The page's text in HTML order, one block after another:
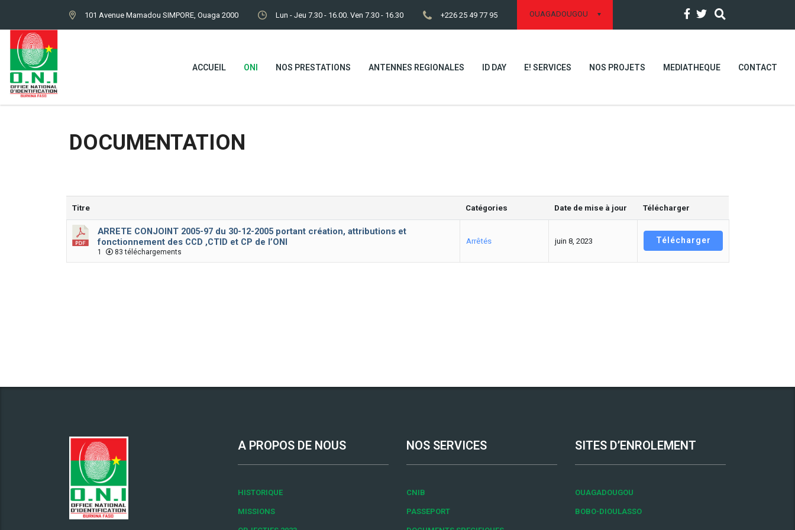
OUAGADOUGOU
101 Avenue Mamadou SIMPORE, Ouaga 2000 Lun - Jeu 7.30 - 16.00. Ven 7.30 - 16.30 +226 25 49 77 95
ACCUEIL ONI NOS PRESTATIONS ANTENNES REGIONALES ID DAY E! SERVICES NOS PROJETS MEDIATHEQUE CONTACT
DOCUMENTATION
Titre Catégories Date de mise à jour Télécharger
ARRETE CONJOINT 2005-97 du 30-12-2005 portant création, attributions et
fonctionnement des CCD ,CTID et CP de l’ONI
1 83 téléchargements
Arrêtés juin 8, 2023 Télécharger
A PROPOS DE NOUS
HISTORIQUE
MISSIONS
NOS SERVICES
CNIB
PASSEPORT
SITES D’ENROLEMENT
OUAGADOUGOU
BOBO-DIOULASSO